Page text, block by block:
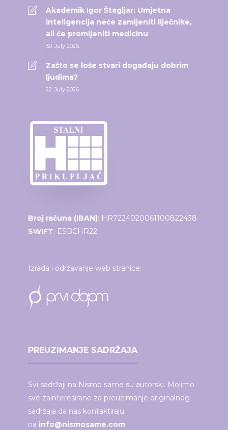
Akademik Igor Štagljar: Umjetna
inteligencija neće zamijeniti liječnike,
ali će promijeniti medicinu
30. July 2026.
Zašto se loše stvari događaju dobrim
ljudima?
22. July 2026.
Broj računa (IBAN): HR7224020061100822438
SWIFT: ESBCHR22
Izrada i održavanje web stranice:
PREUZIMANJE SADRŽAJA
Svi sadržaji na Nismo same su autorski. Molimo
sve zainteresirane za preuzimanje originalnog
sadržaja da nas kontaktiraju
na info@nismosame.com.